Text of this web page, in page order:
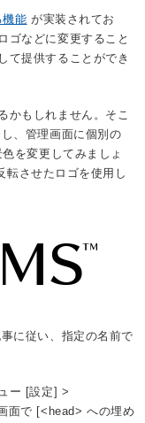
機能 が実装されてお
ゴなどに変更すること
て提供することができ
かもしれません。そこ
、管理画面に個別の
を変更してみましょ
転させたロゴを使用し
に従い、指定の名前で
ー [設定] >
面で [<head> への埋め